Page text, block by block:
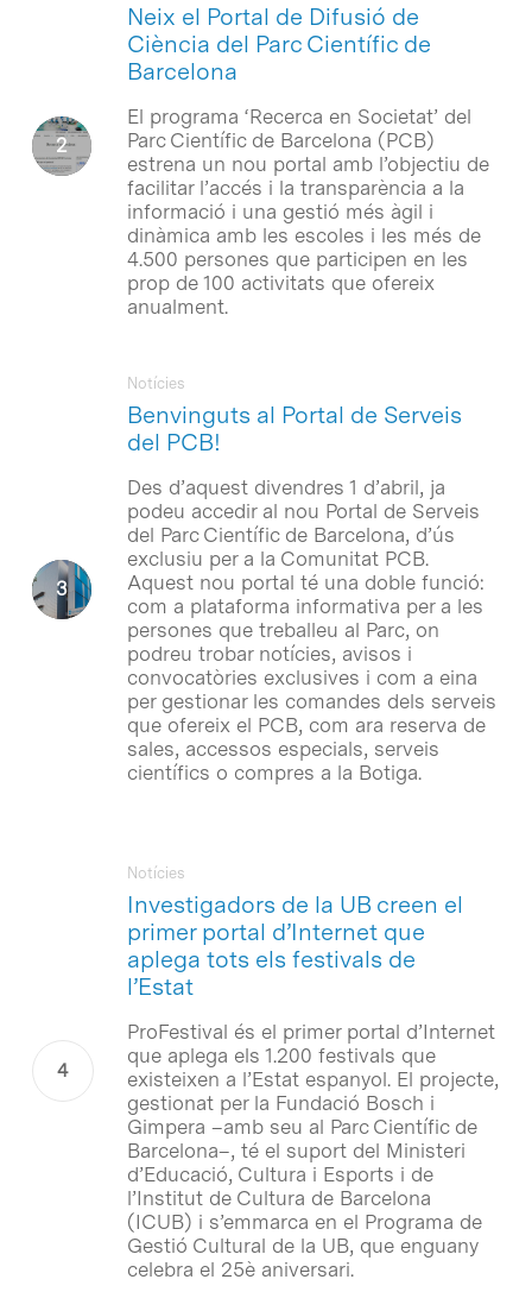
Neix el Portal de Difusió de
Ciència del Parc Científic de
Barcelona
El programa ‘Recerca en Societat’ del
Parc Científic de Barcelona (PCB)
estrena un nou portal amb l’objectiu de
facilitar l’accés i la transparència a la
informació i una gestió més àgil i
dinàmica amb les escoles i les més de
4.500 persones que participen en les
prop de 100 activitats que ofereix
anualment.
Benvinguts al Portal de Serveis
del PCB!
Notícies
Des d’aquest divendres 1 d’abril, ja
podeu accedir al nou Portal de Serveis
del Parc Científic de Barcelona, d’ús
exclusiu per a la Comunitat PCB.
Aquest nou portal té una doble funció:
com a plataforma informativa per a les
persones que treballeu al Parc, on
podreu trobar notícies, avisos i
convocatòries exclusives i com a eina
per gestionar les comandes dels serveis
que ofereix el PCB, com ara reserva de
sales, accessos especials, serveis
científics o compres a la Botiga.
Investigadors de la UB creen el
primer portal d’Internet que
aplega tots els festivals de
l’Estat
Notícies
ProFestival és el primer portal d’Internet
que aplega els 1.200 festivals que
existeixen a l’Estat espanyol. El projecte,
gestionat per la Fundació Bosch i
Gimpera –amb seu al Parc Científic de
Barcelona–, té el suport del Ministeri
d’Educació, Cultura i Esports i de
l’Institut de Cultura de Barcelona
(ICUB) i s’emmarca en el Programa de
Gestió Cultural de la UB, que enguany
celebra el 25è aniversari.